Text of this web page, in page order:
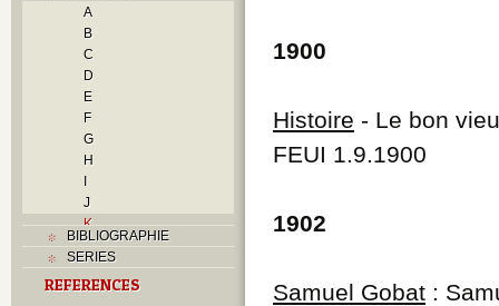
A
B
C
D
E
F
G
H
I
J
K
L
M
N
BIBLIOGRAPHIE
SERIES
REFERENCES
1900
Histoire - Le bon
FEUI 1.9.1900
1902
Samuel Gobat :